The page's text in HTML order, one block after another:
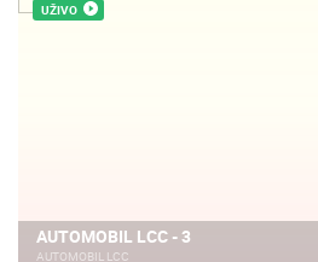
UŽIVO
KTC TRGOVAČKI CENTAR KAMERA 02
VELIKA GORICA